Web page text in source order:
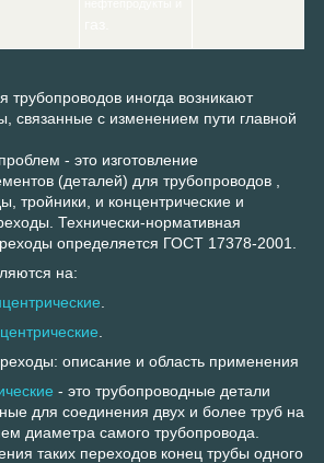
трубопроводов иногда возникают
связанные с изменением пути главной
- это изготовление
(деталей) для трубопроводов ,
тройники, и концентрические и
Технически-нормативная
определяется ГОСТ 17378-2001.
на:
описание и область применения
- это трубопроводные детали
для соединения двух и более труб на
диаметра самого трубопровода.
таких переходов конец трубы одного